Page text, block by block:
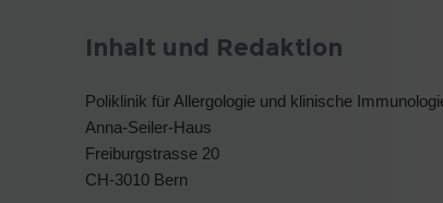
Inhalt und Redaktion
Poliklinik für Allergologie und klinische
Anna-Seiler-Haus
Freiburgstrasse 20
CH-3010 Bern